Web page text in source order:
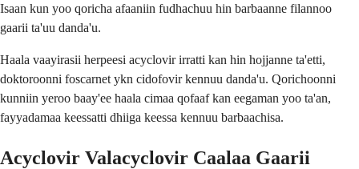
Isaan kun yoo qoricha afaaniin fudhachuu hin barbaanne filannoo
gaarii ta'uu danda'u.
Haala vaayirasii herpeesi acyclovir irratti kan hin hojjanne ta'etti,
doktoroonni foscarnet ykn cidofovir kennuu danda'u. Qorichoonni
kunniin yeroo baay'ee haala cimaa qofaaf kan eegaman yoo ta'an,
fayyadamaa keessatti dhiiga keessa kennuu barbaachisa.
Acyclovir Valacyclovir Caalaa Gaarii